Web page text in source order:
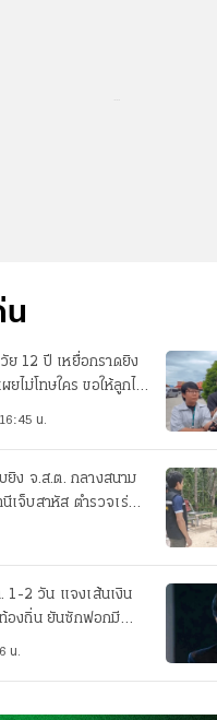
น
12 ปี เหยื่อกราดยิง
ผยไม่โทษใคร ขอให้ลูกไป
16:45 น.
ยิง จ.ส.ต. กลางสนาม
เจ็บสาหัส ตำรวจเร่ง
ว
1-2 วัน แจงเส้นเงิน
องถิ่น ยันซักฟอกมี
แน่
น.